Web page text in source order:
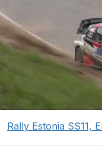
Rally Estonia SS11,